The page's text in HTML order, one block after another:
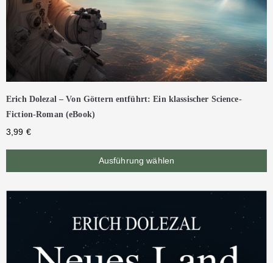
Erich Dolezal – Von Göttern entführt: Ein klassischer Science-
Fiction-Roman (eBook)
3,99 €
Ausführung wählen